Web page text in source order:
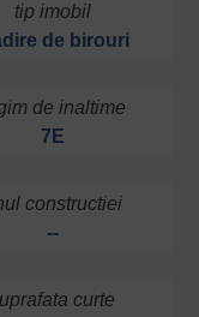
tip imobil
de birouri
de inaltime
7E
constructiei
--
curte